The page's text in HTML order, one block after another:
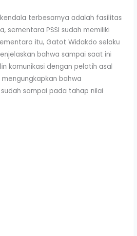
terbesarnya adalah fasilitas
sementara PSSI sudah memiliki
itu, Gatot Widakdo selaku
bahwa sampai saat ini
komunikasi dengan pelatih asal
bahwa
sampai pada tahap nilai